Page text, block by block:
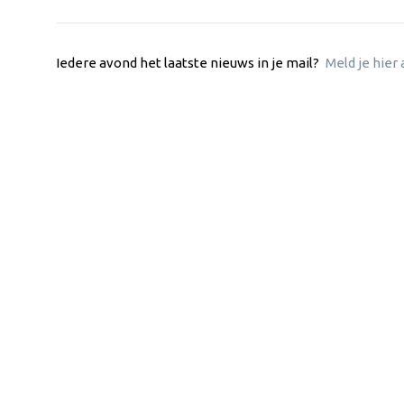
Iedere avond het laatste nieuws in je mail? Meld je hier